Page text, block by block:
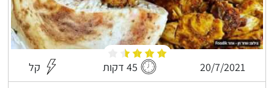
20/7/2021 45 דקות קל